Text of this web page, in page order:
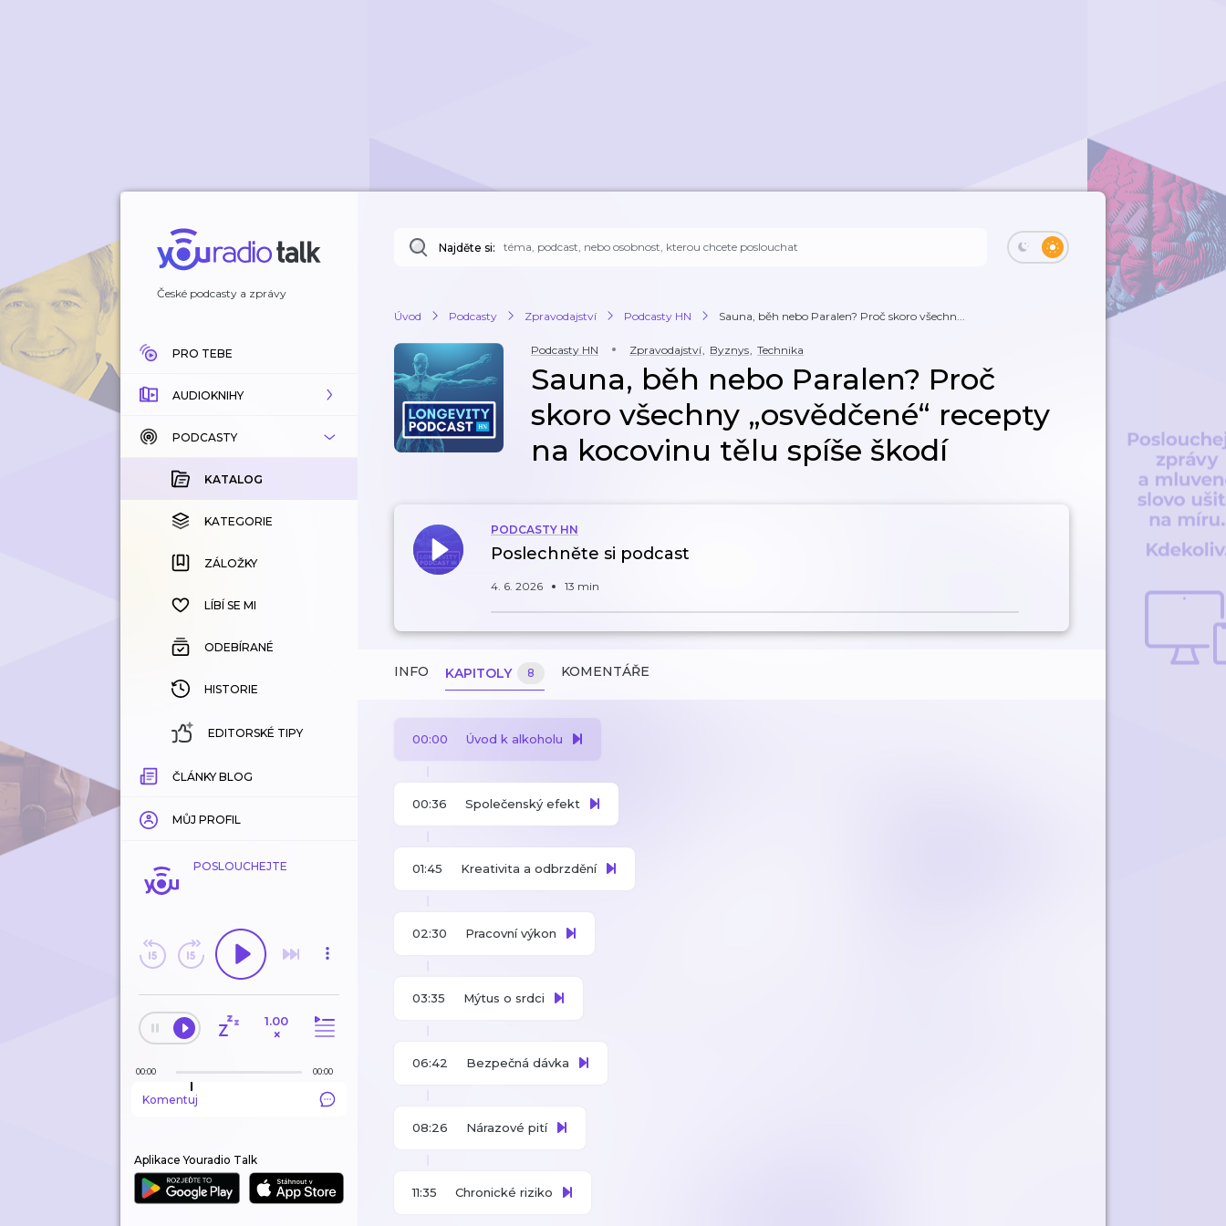
České podcasty a zprávy
PRO TEBE
AUDIOKNIHY
KATALOG
KOUPENÉ
KATEGORIE
ZÁLOŽKY
HISTORIE
PODCASTY
KATALOG
KATEGORIE
ZÁLOŽKY
LÍBÍ SE MI
ODEBÍRANÉ
HISTORIE
EDITORSKÉ TIPY
ČLÁNKY BLOG
MŮJ PROFIL
POSLOUCHEJTE
1.00
×
00:00 00:00
Komentuj
Aplikace Youradio Talk
Najděte si:
Úvod Podcasty Zpravodajství Podcasty HN Sauna, běh nebo Paralen? Proč skoro všechn...
Podcasty HN Zpravodajství, Byznys, Technika
Sauna, běh nebo Paralen? Proč
skoro všechny „osvědčené“ recepty
na kocovinu tělu spíše škodí
PODCASTY HN
Poslechněte si podcast
4. 6. 2026 13 min
INFO KAPITOLY 8 KOMENTÁŘE
00:00 Úvod k alkoholu
00:36 Společenský efekt
01:45 Kreativita a odbrzdění
02:30 Pracovní výkon
03:35 Mýtus o srdci
06:42 Bezpečná dávka
08:26 Nárazové pití
11:35 Chronické riziko